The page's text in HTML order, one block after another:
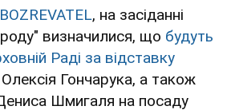
, на засіданні
визначилися, що будуть
Раді за відставку
Гончарука, а також
Шмигаля на посаду